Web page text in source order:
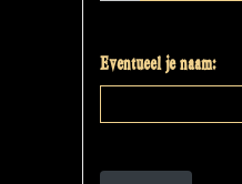
Eventueel je naam: